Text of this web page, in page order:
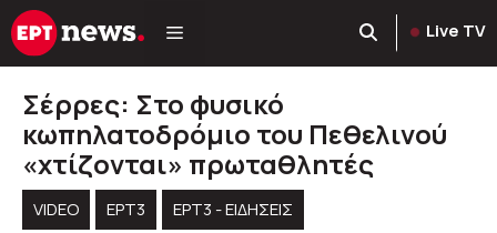
Μετάβαση
σε
Live TV
Σέρρες: Στο φυσικό
κωπηλατοδρόμιο του Πεθελινού
«χτίζονται» πρωταθλητές
VIDEO ΕΡΤ3
ΕΡΤ3 - ΕΙΔΉΣΕΙΣ